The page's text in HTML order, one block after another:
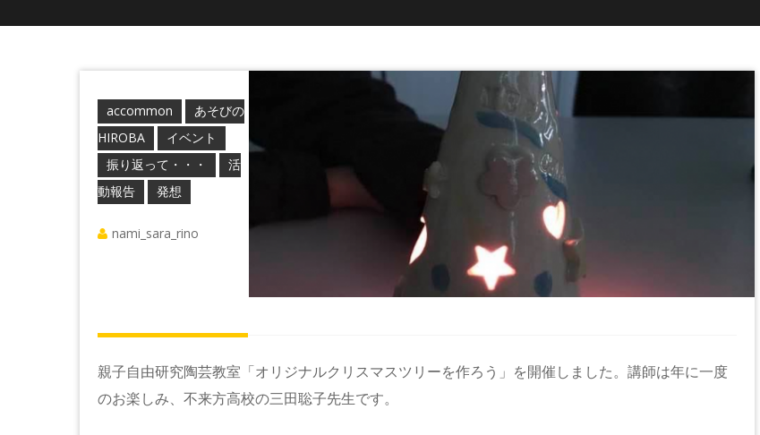
accommon
あそびの
HIROBA
イベント
振り返って・・・
活
動報告
発想
nami_sara_rino
親子自由研究陶芸教室「オリジナルクリスマスツリーを作ろう」を開催しました。講師は年に一度
のお楽しみ、不来方高校の三田聡子先生です。